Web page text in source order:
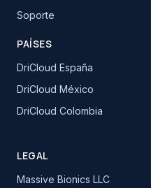
Soporte
PAÍSES
DriCloud España
DriCloud México
DriCloud Colombia
LEGAL
Massive Bionics LLC